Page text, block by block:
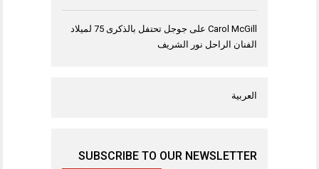
Carol McGill على
جوجل تحتفل بالذكرى 75 لميلاد
الفنان الراحل نور الشريف
العربية
SUBSCRIBE TO OUR NEWSLETTER